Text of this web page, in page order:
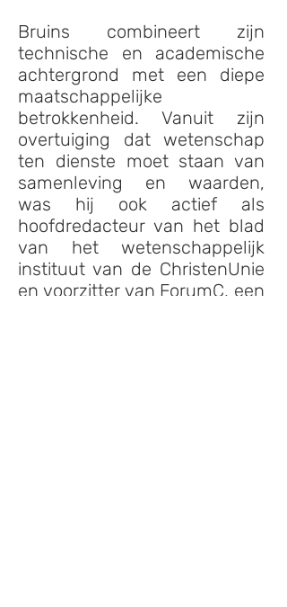
Bruins combineert zijn
technische en academische
achtergrond met een diepe
maatschappelijke
betrokkenheid. Vanuit zijn
overtuiging dat wetenschap
ten dienste moet staan van
samenleving en waarden,
was hij ook actief als
hoofdredacteur van het blad
van het wetenschappelijk
instituut van de ChristenUnie
en voorzitter van ForumC, een